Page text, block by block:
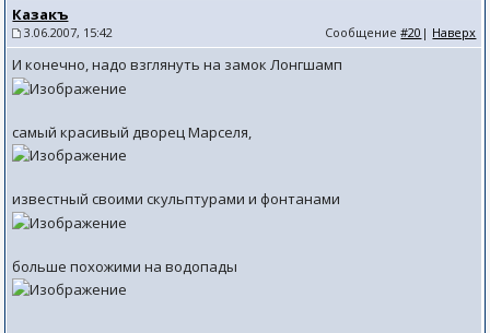
Казакъ
3.06.2007, 15:42 Сообщение#20 | Наверх
И конечно, надо взглянуть на замок Лонгшамп
самый красивый дворец Марселя,
известный своими скульптурами и фонтанами
больше похожими на водопады